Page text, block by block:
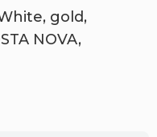
gold,
NOVA,